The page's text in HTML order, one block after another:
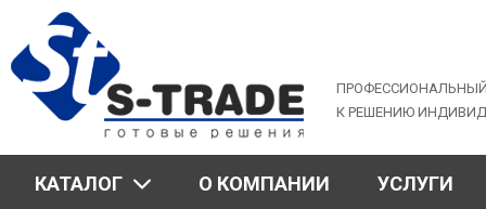
navigation
К РЕШЕНИЮ
КАТАЛОГ О КОМПАНИИ УСЛУГИ